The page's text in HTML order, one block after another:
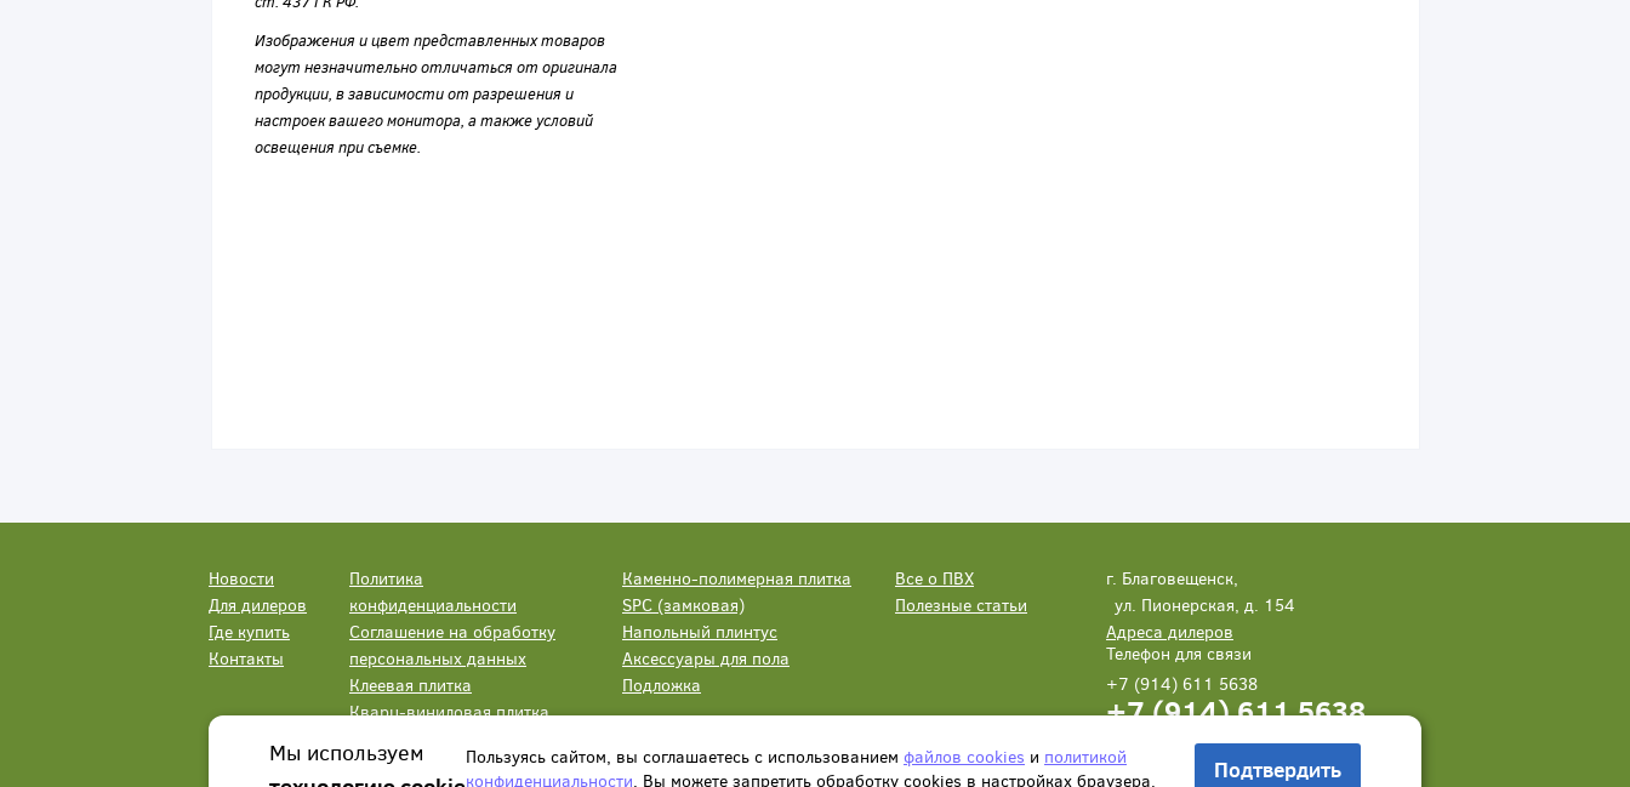
Изображения и цвет представленных товаров
могут незначительно отличаться от оригинала
продукции, в зависимости от разрешения и
настроек вашего монитора, а также условий
освещения при съемке.
Новости
Для дилеров
Где купить
Контакты
Политика
конфиденциальности
Соглашение на обработку
персональных данных
Клеевая плитка
Кварц-виниловая плитка
Каменно-полимерная плитка
SPC (замковая)
Напольный плинтус
Аксессуары для пола
Подложка
Все о ПВХ
Полезные статьи
г. Благовещенск,
ул. Пионерская, д. 154
Адреса дилеров
Телефон для связи
+7 (914) 611 5638
+7 (914) 611 5638
Написать нам Заказать звонок
Мы используем
Пользуясь сайтом, вы соглашаетесь с использованием файлов cookies и политикой
конфиденциальности. Вы можете запретить обработку сookies в настройках браузера. Подтвердить